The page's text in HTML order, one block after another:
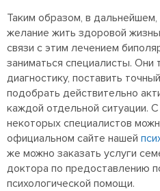
Таким образом, в дальнейшем,
желание жить здоровой
связи с этим лечением
заниматься специалисты. Они
диагностику, поставить
подобрать действительно
каждой отдельной ситуации.
некоторых специалистов
официальном сайте нашей
же можно заказать услуги
доктора по предоставлению
психологической помощи.